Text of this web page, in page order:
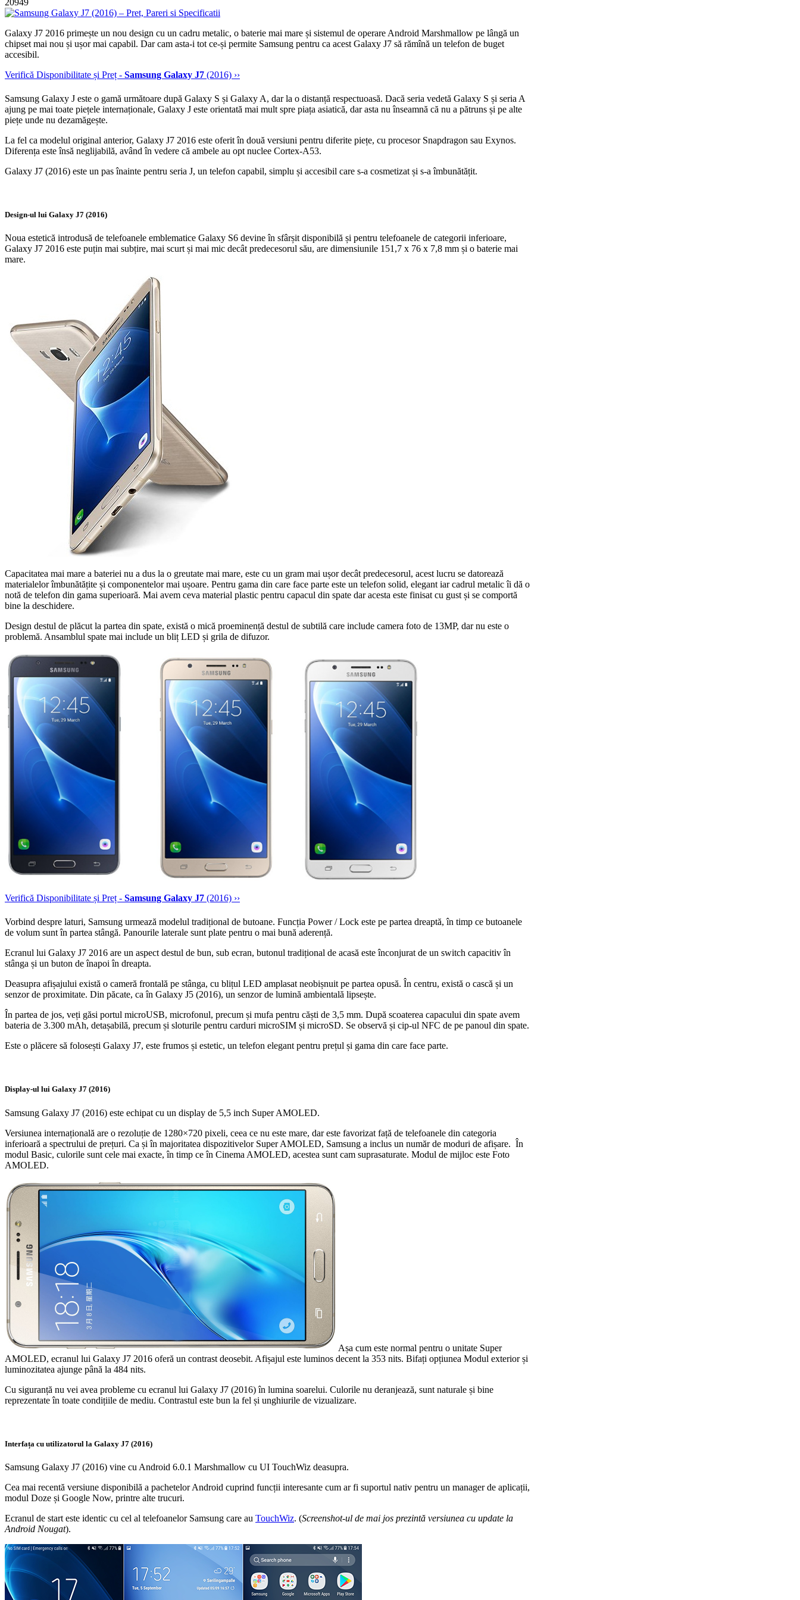
Galaxy J7 2016 primește un nou design cu un cadru metalic, o baterie mai mare și sistemul de operare Android Marshmallow pe lângă un
chipset mai nou și ușor mai capabil. Dar cam asta-i tot ce-și permite Samsung pentru ca acest Galaxy J7 să rămînă un telefon de buget
accesibil.
Verifică Disponibilitate și Preț - Samsung Galaxy J7 (2016) ››
Samsung Galaxy J este o gamă următoare după Galaxy S și Galaxy A, dar la o distanță respectuoasă. Dacă seria vedetă Galaxy S și seria A
ajung pe mai toate piețele internaționale, Galaxy J este orientată mai mult spre piața asiatică, dar asta nu înseamnă că nu a pătruns și pe alte
piețe unde nu dezamăgește.
La fel ca modelul original anterior, Galaxy J7 2016 este oferit în două versiuni pentru diferite piețe, cu procesor Snapdragon sau Exynos.
Diferența este însă neglijabilă, având în vedere că ambele au opt nuclee Cortex-A53.
Galaxy J7 (2016) este un pas înainte pentru seria J, un telefon capabil, simplu și accesibil care s-a cosmetizat și s-a îmbunătățit.
Design-ul lui Galaxy J7 (2016)
Noua estetică introdusă de telefoanele emblematice Galaxy S6 devine în sfârșit disponibilă și pentru telefoanele de categorii inferioare,
Galaxy J7 2016 este puțin mai subțire, mai scurt și mai mic decât predecesorul său, are dimensiunile 151,7 x 76 x 7,8 mm și o baterie mai
mare.
Capacitatea mai mare a bateriei nu a dus la o greutate mai mare, este cu un gram mai ușor decât predecesorul, acest lucru se datorează
materialelor îmbunătățite și componentelor mai ușoare. Pentru gama din care face parte este un telefon solid, elegant iar cadrul metalic îi dă o
notă de telefon din gama superioară. Mai avem ceva material plastic pentru capacul din spate dar acesta este finisat cu gust și se comportă
bine la deschidere.
Design destul de plăcut la partea din spate, există o mică proeminență destul de subtilă care include camera foto de 13MP, dar nu este o
problemă. Ansamblul spate mai include un bliț LED și grila de difuzor.
Verifică Disponibilitate și Preț - Samsung Galaxy J7 (2016) ››
Vorbind despre laturi, Samsung urmează modelul tradițional de butoane. Funcția Power / Lock este pe partea dreaptă, în timp ce butoanele
de volum sunt în partea stângă. Panourile laterale sunt plate pentru o mai bună aderență.
Ecranul lui Galaxy J7 2016 are un aspect destul de bun, sub ecran, butonul tradițional de acasă este înconjurat de un switch capacitiv în
stânga și un buton de înapoi în dreapta.
Deasupra afișajului există o cameră frontală pe stânga, cu blițul LED amplasat neobișnuit pe partea opusă. În centru, există o cască și un
senzor de proximitate. Din păcate, ca în Galaxy J5 (2016), un senzor de lumină ambientală lipsește.
În partea de jos, veți găsi portul microUSB, microfonul, precum și mufa pentru căști de 3,5 mm. După scoaterea capacului din spate avem
bateria de 3.300 mAh, detașabilă, precum și sloturile pentru carduri microSIM și microSD. Se observă și cip-ul NFC de pe panoul din spate.
Este o plăcere să folosești Galaxy J7, este frumos și estetic, un telefon elegant pentru prețul și gama din care face parte.
Display-ul lui Galaxy J7 (2016)
Samsung Galaxy J7 (2016) este echipat cu un display de 5,5 inch Super AMOLED.
Versiunea internațională are o rezoluție de 1280×720 pixeli, ceea ce nu este mare, dar este favorizat față de telefoanele din categoria
inferioară a spectrului de prețuri. Ca și în majoritatea dispozitivelor Super AMOLED, Samsung a inclus un număr de moduri de afișare. În
modul Basic, culorile sunt cele mai exacte, în timp ce în Cinema AMOLED, acestea sunt cam suprasaturate. Modul de mijloc este Foto
AMOLED.
Așa cum este normal pentru o unitate Super
AMOLED, ecranul lui Galaxy J7 2016 oferă un contrast deosebit. Afișajul este luminos decent la 353 nits. Bifați opțiunea Modul exterior și
luminozitatea ajunge până la 484 nits.
Cu siguranță nu vei avea probleme cu ecranul lui Galaxy J7 (2016) în lumina soarelui. Culorile nu deranjează, sunt naturale și bine
reprezentate în toate condițiile de mediu. Contrastul este bun la fel și unghiurile de vizualizare.
Interfața cu utilizatorul la Galaxy J7 (2016)
Samsung Galaxy J7 (2016) vine cu Android 6.0.1 Marshmallow cu UI TouchWiz deasupra.
Cea mai recentă versiune disponibilă a pachetelor Android cuprind funcții interesante cum ar fi suportul nativ pentru un manager de aplicații,
modul Doze și Google Now, printre alte trucuri.
Ecranul de start este identic cu cel al telefoanelor Samsung care au TouchWiz. (Screenshot-ul de mai jos prezintă versiunea cu update la
Android Nougat).